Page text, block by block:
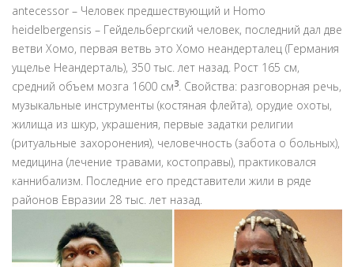
antecessor – Человек предшествующий и Homo
heidelbergensis – Гейдельбергский человек, последний дал две
ветви Хомо, первая ветвь это Хомо неандерталец (Германия
ущелье Неандерталь), 350 тыс. лет назад. Рост 165 см,
средний объем мозга 1600 см3. Свойства: разговорная речь,
музыкальные инструменты (костяная флейта), орудие охоты,
жилища из шкур, украшения, первые задатки религии
(ритуальные захоронения), человечность (забота о больных),
медицина (лечение травами, костоправы), практиковался
каннибализм. Последние его представители жили в ряде
районов Евразии 28 тыс. лет назад.